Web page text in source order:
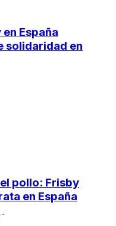
España
solidaridad en
pollo: Frisby
en España